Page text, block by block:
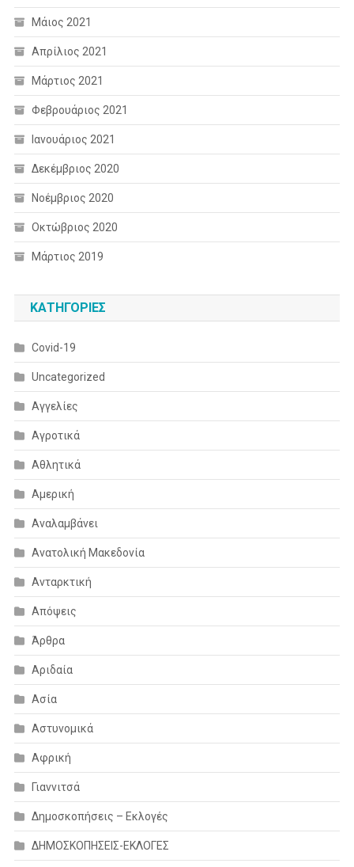
Μάιος 2021
Απρίλιος 2021
Μάρτιος 2021
Φεβρουάριος 2021
Ιανουάριος 2021
Δεκέμβριος 2020
Νοέμβριος 2020
Οκτώβριος 2020
Μάρτιος 2019
KΑΤΗΓΟΡΊΕΣ
Covid-19
Uncategorized
Αγγελίες
Αγροτικά
Αθλητικά
Αμερική
Αναλαμβάνει
Ανατολική Μακεδονία
Ανταρκτική
Απόψεις
Άρθρα
Αριδαία
Ασία
Αστυνομικά
Αφρική
Γιαννιτσά
Δημοσκοπήσεις – Εκλογές
ΔΗΜΟΣΚΟΠΗΣΕΙΣ-ΕΚΛΟΓΕΣ